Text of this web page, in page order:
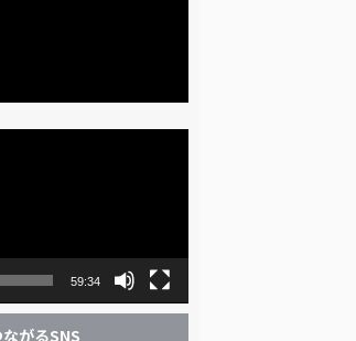
59:34
ながるSNS